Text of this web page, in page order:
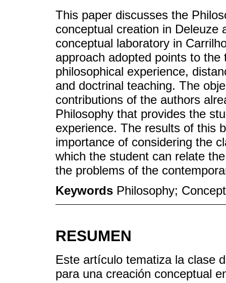
This paper discusses the
conceptual creation in Deleuze
conceptual laboratory in
approach adopted points to
philosophical experience,
and doctrinal teaching. The
contributions of the authors
Philosophy that provides the
experience. The results of this
importance of considering the
which the student can relate
the problems of the
Keywords Philosophy;
RESUMEN
Este artículo tematiza la clase
para una creación conceptual